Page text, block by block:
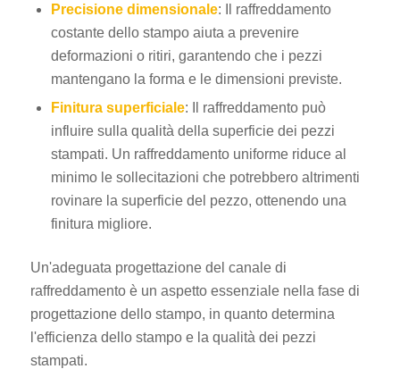
Precisione dimensionale: Il raffreddamento
costante dello stampo aiuta a prevenire
deformazioni o ritiri, garantendo che i pezzi
mantengano la forma e le dimensioni previste.
Finitura superficiale: Il raffreddamento può
influire sulla qualità della superficie dei pezzi
stampati. Un raffreddamento uniforme riduce al
minimo le sollecitazioni che potrebbero altrimenti
rovinare la superficie del pezzo, ottenendo una
finitura migliore.
Un'adeguata progettazione del canale di
raffreddamento è un aspetto essenziale nella fase di
progettazione dello stampo, in quanto determina
l'efficienza dello stampo e la qualità dei pezzi
stampati.